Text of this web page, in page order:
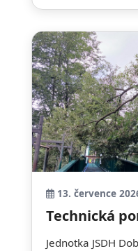
13. července
Technická
Jednotka JSDH